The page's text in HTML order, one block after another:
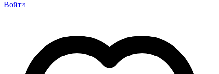
Войти